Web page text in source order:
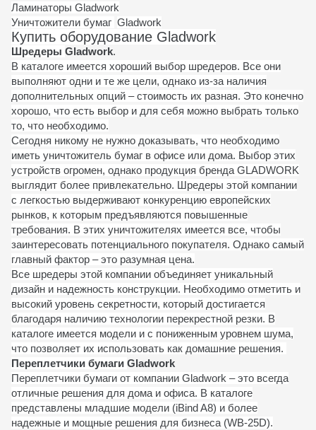
Ламинаторы Gladwork
Уничтожители бумаг Gladwork
Купить оборудование Gladwork
Шредеры Gladwork.
В каталоге имеется хороший выбор шредеров. Все они
выполняют одни и те же цели, однако из-за наличия
дополнительных опций – стоимость их разная. Это конечно
хорошо, что есть выбор и для себя можно выбрать только
то, что необходимо.
Сегодня никому не нужно доказывать, что необходимо
иметь уничтожитель бумаг в офисе или дома. Выбор этих
устройств огромен, однако продукция бренда GLADWORK
выглядит более привлекательно. Шредеры этой компании
с легкостью выдерживают конкуренцию европейских
рынков, к которым предъявляются повышенные
требования. В этих уничтожителях имеется все, чтобы
заинтересовать потенциального покупателя. Однако самый
главный фактор – это разумная цена.
Все шредеры этой компании объединяет уникальный
дизайн и надежность конструкции. Необходимо отметить и
высокий уровень секретности, который достигается
благодаря наличию технологии перекрестной резки. В
каталоге имеется модели и с пониженным уровнем шума,
что позволяет их использовать как домашние решения.
Переплетчики бумаги Gladwork
Переплетчики бумаги от компании Gladwork – это всегда
отличные решения для дома и офиса. В каталоге
представлены младшие модели (iBind A8) и более
надежные и мощные решения для бизнеса (WB-25D).